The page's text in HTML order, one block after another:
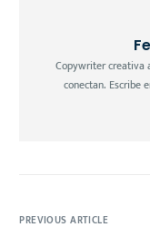
Copywriter creativa
conectan. Escribe
PREVIOUS ARTICLE